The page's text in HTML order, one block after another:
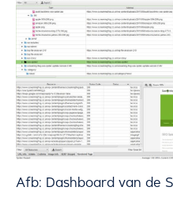
Afb: Dashboard van de